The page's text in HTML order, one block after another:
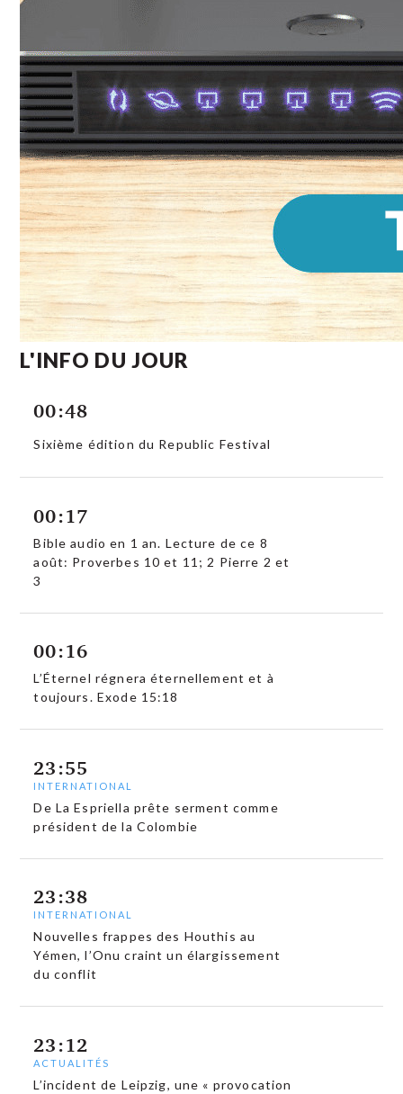
L'INFO DU JOUR
00:48
Sixième édition du Republic Festival
00:17
Bible audio en 1 an. Lecture de ce 8
août: Proverbes 10 et 11; 2 Pierre 2 et
3
00:16
L’Éternel régnera éternellement et à
toujours. Exode 15:18
23:55
INTERNATIONAL
De La Espriella prête serment comme
président de la Colombie
23:38
INTERNATIONAL
Nouvelles frappes des Houthis au
Yémen, l’Onu craint un élargissement
du conflit
23:12
ACTUALITÉS
L’incident de Leipzig, une « provocation